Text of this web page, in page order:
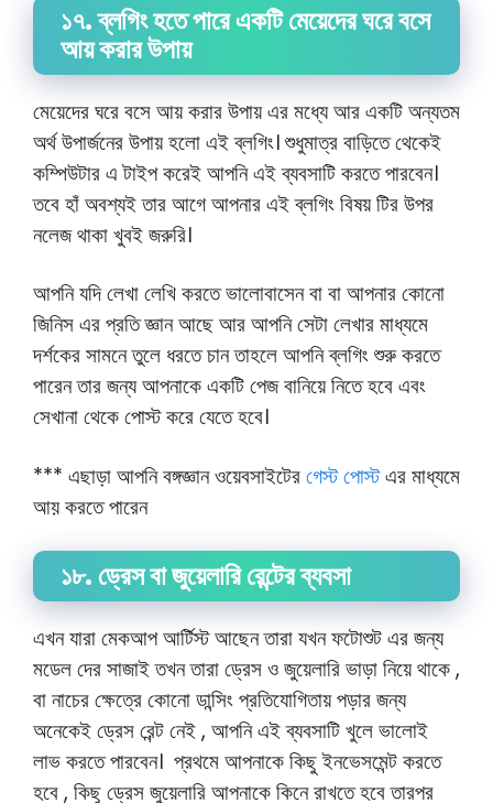
১৭. ব্লগিং হতে পারে একটি মেয়েদের ঘরে বসে
আয় করার উপায়
মেয়েদের ঘরে বসে আয় করার উপায় এর মধ্যে আর একটি অন্যতম
অর্থ উপার্জনের উপায় হলো এই ব্লগিং। শুধুমাত্র বাড়িতে থেকেই
কম্পিউটার এ টাইপ করেই আপনি এই ব্যবসাটি করতে পারবেন।
তবে হাঁ অবশ্যই তার আগে আপনার এই ব্লগিং বিষয় টির উপর
নলেজ থাকা খুবই জরুরি।
আপনি যদি লেখা লেখি করতে ভালোবাসেন বা বা আপনার কোনো
জিনিস এর প্রতি জ্ঞান আছে আর আপনি সেটা লেখার মাধ্যমে
দর্শকের সামনে তুলে ধরতে চান তাহলে আপনি ব্লগিং শুরু করতে
পারেন তার জন্য আপনাকে একটি পেজ বানিয়ে নিতে হবে এবং
সেখানা থেকে পোস্ট করে যেতে হবে।
*** এছাড়া আপনি বঙ্গজ্ঞান ওয়েবসাইটেরগেস্ট পোস্টএর মাধ্যমে
আয় করতে পারেন
১৮. ড্রেস বা জুয়েলারি রেন্টের ব্যবসা
এখন যারা মেকআপ আর্টিস্ট আছেন তারা যখন ফটোশুট এর জন্য
মডেল দের সাজাই তখন তারা ড্রেস ও জুয়েলারি ভাড়া নিয়ে থাকে ,
বা নাচের ক্ষেত্রে কোনো ডান্সিং প্রতিযোগিতায় পড়ার জন্য
অনেকেই ড্রেস রেন্ট নেই , আপনি এই ব্যবসাটি খুলে ভালোই
লাভ করতে পারবেন। প্রথমে আপনাকে কিছু ইনভেসমেন্ট করতে
হবে , কিছু ড্রেস জুয়েলারি আপনাকে কিনে রাখতে হবে তারপর